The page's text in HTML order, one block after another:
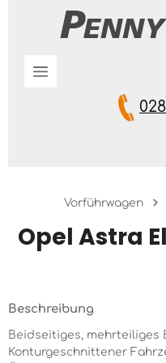
Zum Hauptinhalt springen
Vorführwagen
Opel Astra
Beschreibung
Beidseitiges, mehrteiliges
Konturgeschnittener